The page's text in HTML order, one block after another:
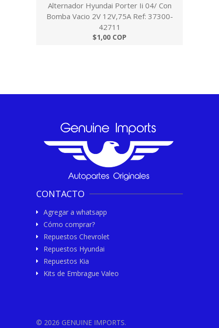
Alternador Hyundai Porter Ii 04/ Con
Bomba Vacio 2V 12V,75A Ref: 37300-
42711
$1,00 COP
CONTACTO
Agregar a whatsapp
Cómo comprar?
Repuestos Chevrolet
Repuestos Hyundai
Repuestos Kia
Kits de Embrague Valeo
© 2026 GENUINE IMPORTS.